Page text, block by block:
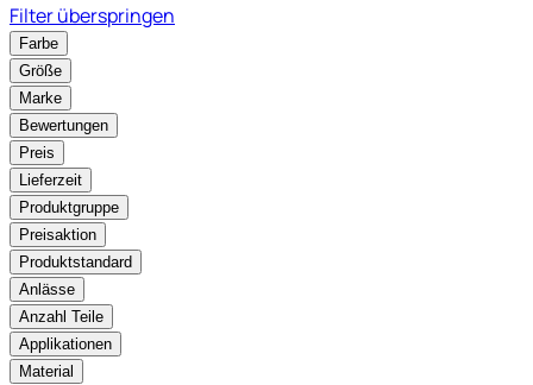
Filter überspringen
Farbe
Größe
Marke
Bewertungen
Preis
Lieferzeit
Produktgruppe
Preisaktion
Produktstandard
Anlässe
Anzahl Teile
Applikationen
Material